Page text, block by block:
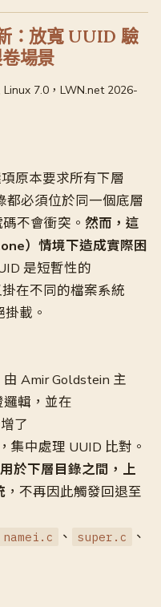
：放寬 UUID 驗
場景
7.0，LWN.net 2026-
原本要求所有下層
都必須位於同一個底層
不會衝突。 然而，這
）情境下造成實際困
是短暫性的
在不同的檔案系統
載。
由 Amir Goldstein 主
輯，並在
了
集中處理 UUID 比對。
於下層目錄之間，上
，不再因此觸發回退至
namei.c 、 super.c 、